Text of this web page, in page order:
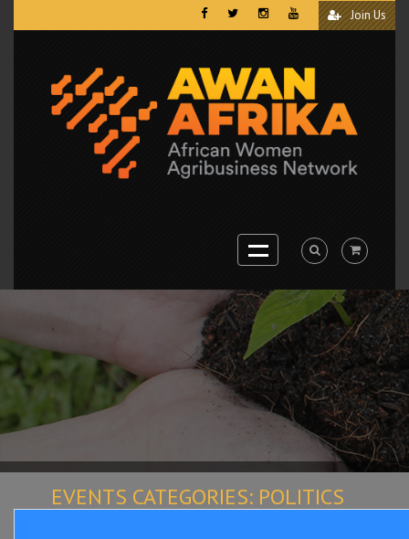
Join Us
EVENTS CATEGORIES: POLITICS